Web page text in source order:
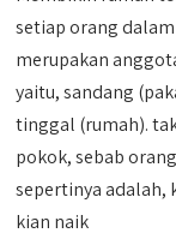
setiap orang
merupakan
yaitu, sandang
tinggal (rumah).
pokok, sebab
sepertinya adalah,
kian naik